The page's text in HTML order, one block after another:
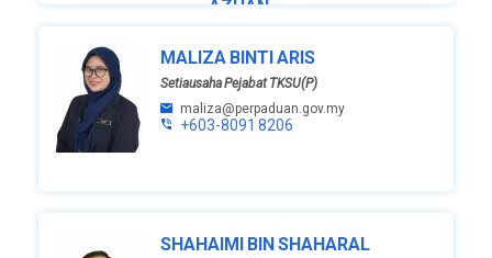
AZHAN
BIN MD.
Timbalan
Ketua
Setiausaha
+603-
8091 8031
MALIZA BINTI ARIS
Setiausaha Pejabat TKSU(P)
maliza@perpaduan.gov.my
+603-8091 8206
SHAHAIMI BIN SHAHARAL